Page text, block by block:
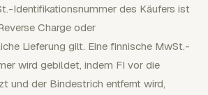
Identifikationsnummer des Käufers ist
Charge oder
Lieferung gilt. Eine finnische MwSt.-
wird gebildet, indem FI vor die
und der Bindestrich entfernt wird,